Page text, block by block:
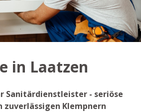
in Laatzen
Sanitärdienstleister - seriöse
Klempnern